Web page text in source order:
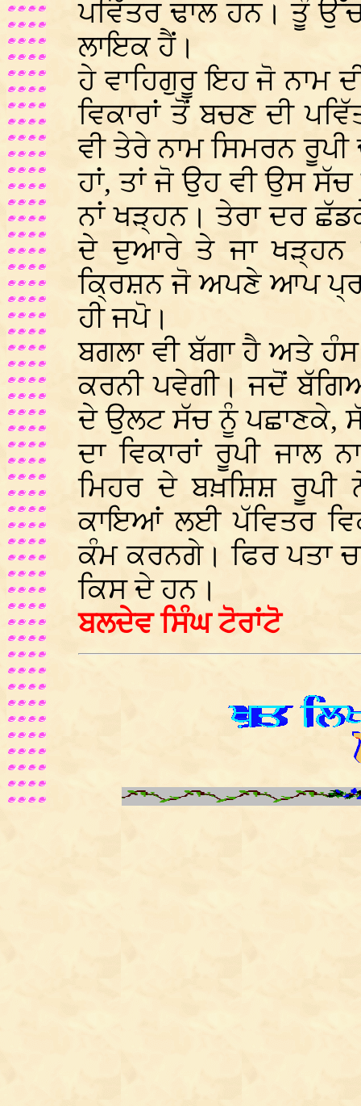
ਪਵਿੱਤਰ ਢਾਲ ਹਨ। ਤੂੰ
ਲਾਇਕ ਹੈਂ।
ਹੇ ਵਾਹਿਗੁਰੂ ਇਹ ਜੋ ਨਾਮ
ਵਿਕਾਰਾਂ ਤੋਂ ਬਚਣ ਦੀ
ਵੀ ਤੇਰੇ ਨਾਮ ਸਿਮਰਨ
ਹਾਂ, ਤਾਂ ਜੋ ਉਹ ਵੀ ਉਸ
ਨਾਂ ਖੜ੍ਹਨ। ਤੇਰਾ ਦਰ
ਦੇ ਦੁਆਰੇ ਤੇ ਜਾ ਖੜ੍ਹਨ
ਕ੍ਰਿਸ਼ਨ ਜੋ ਅਪਣੇ ਆਪ
ਹੀ ਜਪੋ।
ਬਗਲਾ ਵੀ ਬੱਗਾ ਹੈ ਅਤੇ
ਕਰਨੀ ਪਵੇਗੀ। ਜਦੋਂ
ਦੇ ਉਲਟ ਸੱਚ ਨੂੰ ਪਛਾਣਕੇ,
ਦਾ ਵਿਕਾਰਾਂ ਰੂਪੀ ਜਾਲ
ਮਿਹਰ ਦੇ ਬਖ਼ਸ਼ਿਸ਼
ਕਾਇਆਂ ਲਈ ਪੱਵਿਤਰ
ਕੰਮ ਕਰਨਗੇ। ਫਿਰ ਪਤਾ
ਕਿਸ ਦੇ ਹਨ।
ਬਲਦੇਵ ਸਿੰਘ ਟੋਰਾਂਟੋ